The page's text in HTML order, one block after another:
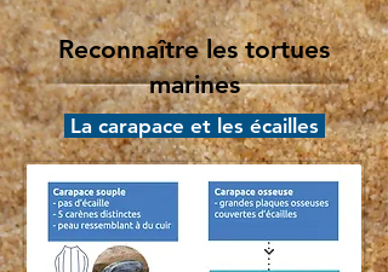
Reconnaître les tortues
marines
La carapace et les écailles